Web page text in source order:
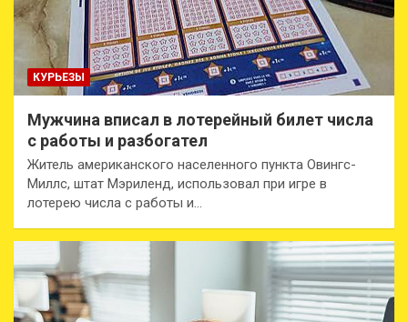
КУРЬЕЗЫ
Мужчина вписал в лотерейный билет числа
с работы и разбогател
Житель американского населенного пункта Овингс-
Миллс, штат Мэриленд, использовал при игре в
лотерею числа с работы и…